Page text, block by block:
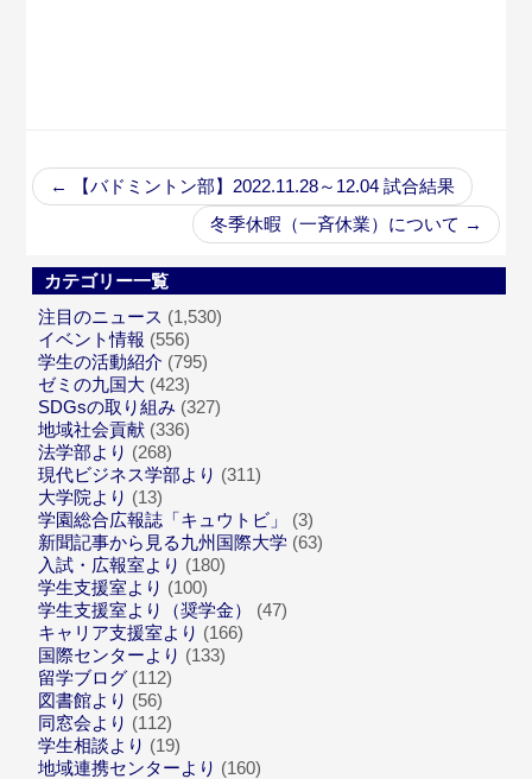
←
【バドミントン部】2022.11.28～12.04 試合結果
冬季休暇（一斉休業）について →
カテゴリー一覧
注目のニュース (1,530)
イベント情報 (556)
学生の活動紹介 (795)
ゼミの九国大 (423)
SDGsの取り組み (327)
地域社会貢献 (336)
法学部より (268)
現代ビジネス学部より (311)
大学院より (13)
学園総合広報誌「キュウトビ」
(3)
新聞記事から見る九州国際大学 (63)
入試・広報室より (180)
学生支援室より (100)
学生支援室より（奨学金）
(47)
キャリア支援室より (166)
国際センターより (133)
留学ブログ (112)
図書館より (56)
同窓会より (112)
学生相談より (19)
地域連携センターより (160)